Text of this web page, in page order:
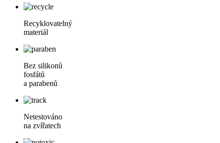
Recyklovatelný
materiál
Bez silikonů
fosfátů
a parabenů
Netestováno
na zvířatech